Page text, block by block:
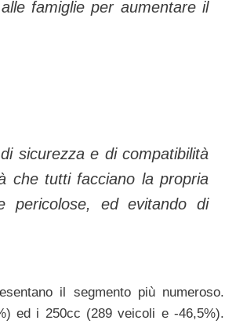
famiglie per aumentare il
sicurezza e di compatibilità
che tutti facciano la propria
pericolose, ed evitando di
il segmento più numeroso.
ed i 250cc (289 veicoli e -46,5%).